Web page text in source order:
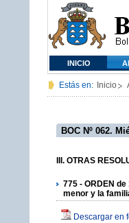
INICIO
Estás en: Inicio
BOC Nº 062.
III. OTRAS
775 - ORDEN
menor y la
Descargar en